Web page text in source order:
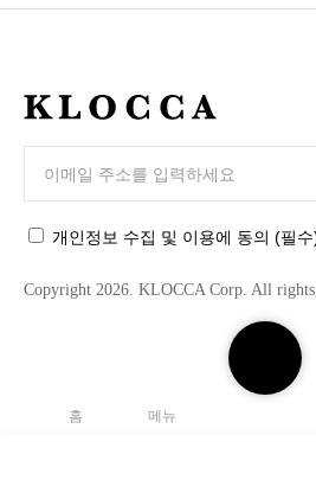
검
색
홈 메뉴
K
C
C
개인정보 수집 및 이용에 동의 (필수
Copyright 2026. KLOCCA Corp. All rights